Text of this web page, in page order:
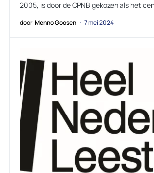
2005, is door de CPNB gekozen als het
door Menno Goosen 7 mei 2024